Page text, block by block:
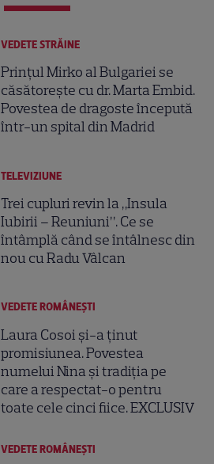
VEDETE STRĂINE
Prințul Mirko al Bulgariei se
căsătorește cu dr. Marta Embid.
Povestea de dragoste începută
într-un spital din Madrid
TELEVIZIUNE
Trei cupluri revin la „Insula
Iubirii – Reuniuni”. Ce se
întâmplă când se întâlnesc din
nou cu Radu Vâlcan
VEDETE ROMÂNEŞTI
Laura Cosoi și-a ținut
promisiunea. Povestea
numelui Nina și tradiția pe
care a respectat-o pentru
toate cele cinci fiice. EXCLUSIV
VEDETE ROMÂNEŞTI